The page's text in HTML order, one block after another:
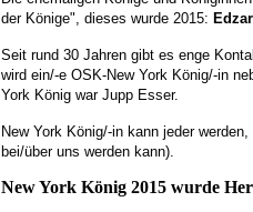
der Könige", dieses wurde 2015:
Seit rund 30 Jahren gibt es enge
wird ein/-e OSK-New York König/-in
York König war Jupp Esser.
New York König/-in kann jeder
bei/über uns werden kann).
New York König 2015 wurde